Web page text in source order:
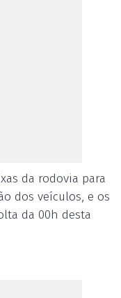
da rodovia para
dos veículos, e os
da 00h desta